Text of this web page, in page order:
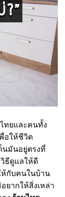
ทยและคนทั้ง
อให้ชีวิต
นมันอยู่ตรงที่
ธีดูแลให้ดี
ห้กับคนในบ้าน
ากให้สิ่งเหล่า